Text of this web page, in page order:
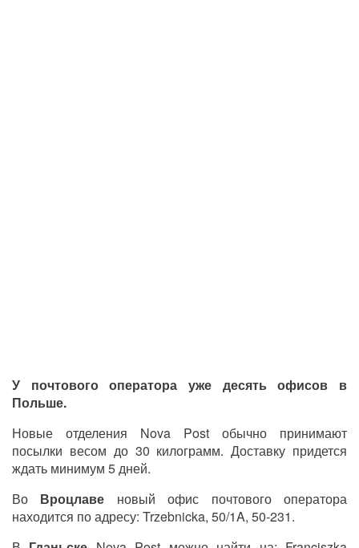
У почтового оператора уже десять офисов в
Польше.
Новые отделения Nova Post обычно принимают
посылки весом до 30 килограмм. Доставку придется
ждать минимум 5 дней.
Во Вроцлаве новый офис почтового оператора
находится по адресу: Trzebnicka, 50/1A, 50-231.